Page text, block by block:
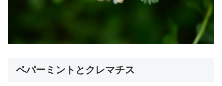
ペパーミントとクレマチス